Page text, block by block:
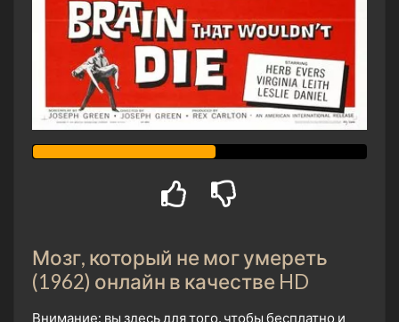
Мозг, который не мог умереть
(1962) онлайн в качестве HD
Внимание: вы здесь для того, чтобы бесплатно и